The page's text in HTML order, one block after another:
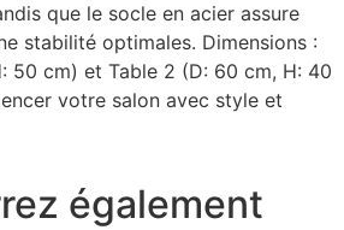
que le socle en acier assure
stabilité optimales. Dimensions :
50 cm) et Table 2 (D: 60 cm, H: 40
votre salon avec style et
également